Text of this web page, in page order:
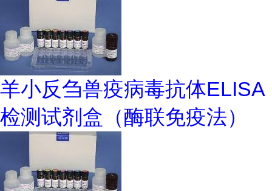
羊小反刍兽疫病毒抗体ELISA
检测试剂盒（酶联免疫法）